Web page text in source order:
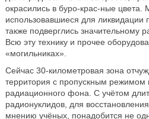
окрасились в буро-крас-ные цвета.
использовавшиеся для ликвидации
также подверглись значительному
Всю эту технику и прочее
«могильниках».
Сейчас 30-километровая зона
территория с пропускным режимом
радиационного фона. С учётом
радионуклидов, для
мнению учёных, понадобится не